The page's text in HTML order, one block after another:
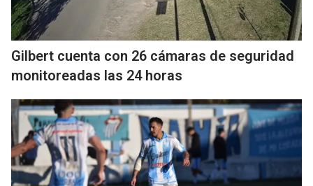
Gilbert cuenta con 26 cámaras de seguridad
monitoreadas las 24 horas